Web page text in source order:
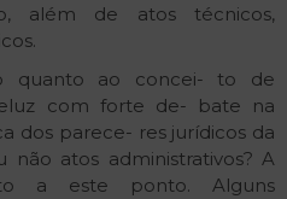
além de atos técnicos,
quanto ao concei- to de
com forte de- bate na
dos parece- res jurídicos da
não atos administrativos? A
a este ponto. Alguns